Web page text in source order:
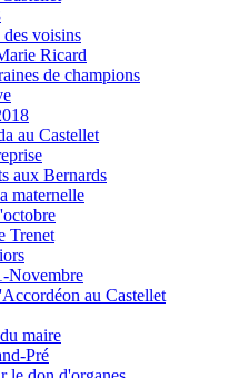
voisins
Ricard
de champions
au Castellet
aux Bernards
maternelle
Trenet
Novembre
au Castellet
maire
Pré